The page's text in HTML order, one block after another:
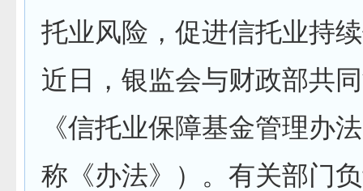
托业风险，促进信托业持
近日，银监会与财政部共
《信托业保障基金管理办
称《办法》）。有关部门